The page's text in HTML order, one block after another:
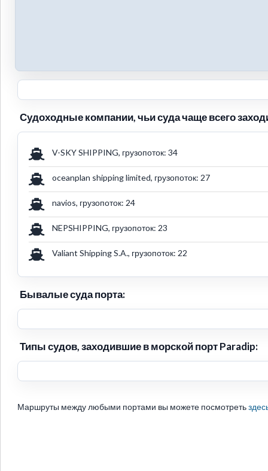
Судоходные компании, чьи суда чаще всего
V-SKY SHIPPING, грузопоток: 34
oceanplan shipping limited, грузопоток: 27
navios, грузопоток: 24
NEPSHIPPING, грузопоток: 23
Valiant Shipping S.A., грузопоток: 22
Бывалые суда порта:
Типы судов, заходившие в морской порт Paradip:
Маршруты между любыми портами вы можете посмотреть